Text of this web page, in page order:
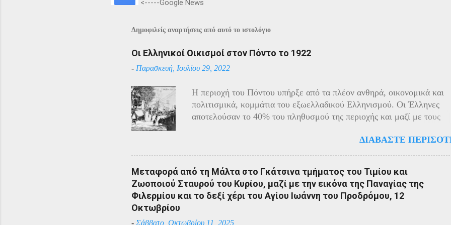
<-----Google News
Δημοφιλείς αναρτήσεις από αυτό το ιστολόγιο
Οι Ελληνικοί Οικισμοί στον Πόντο το 1922
- Παρασκευή, Ιουλίου 29, 2022
Η περιοχή του Πόντου υπήρξε από τα πλέον ανθηρά, οικονομικά και
πολιτισμικά, κομμάτια του εξωελλαδικού Ελληνισμού. Οι Έλληνες
αποτελούσαν το 40% του πληθυσμού της περιοχής και μαζί με τους
Πόντου είχε και αυτός στη διάρκεια του πολέμου την ίδια τύχη με τον
και αντίποινα στις οικογένειες των φυγοστράτων. Χαρακτηριστική εδώ
η απάντηση που έδωσαν οι Πόντιοι στην καταπίεση με την οργανωμένη
αντίσταση των κατοίκων του. Αντιδρώντας στις πιέσεις των Τούρκων
ΔΙΑΒΆΣΤΕ
Μεταφορά από τη Μάλτα στο Γκάτσινα τμήματος του Τιμίου και
Ζωοποιού Σταυρού του Κυρίου, μαζί με την εικόνα της Παναγίας της
Φιλερμίου και το δεξί χέρι του Αγίου Ιωάννη του Προδρόμου, 12
Οκτωβρίου
- Σάββατο, Οκτωβρίου 11, 2025